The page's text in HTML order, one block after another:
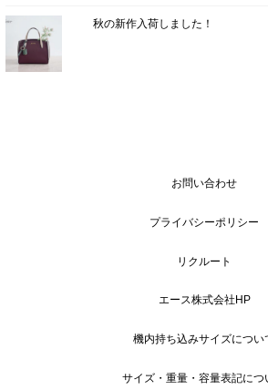
秋の新作入荷しました！
お問い合わせ
プライバシーポリシー
リクルート
エース株式会社HP
機内持ち込みサイズについ
サイズ・重量・容量表記につ